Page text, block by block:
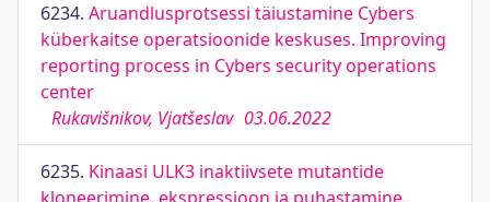
6234. Aruandlusprotsessi täiustamine Cybers
küberkaitse operatsioonide keskuses. Improving
reporting process in Cybers security operations
center
Rukavišnikov, Vjatšeslav 03.06.2022
6235. Kinaasi ULK3 inaktiivsete mutantide